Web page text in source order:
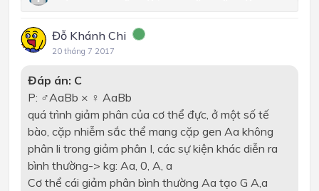
Đỗ Khánh Chi
20 tháng 7 2017
Đáp án: C
P: ♂AaBb × ♀ AaBb
quá trình giảm phân của cơ thể đực, ở một số tế
bào, cặp nhiễm sắc thể mang cặp gen Aa không
phân li trong giảm phân I, các sự kiện khác diễn ra
bình thường-> kg: Aa, 0, A, a
Cơ thể cái giảm phân bình thường Aa tạo G A,a